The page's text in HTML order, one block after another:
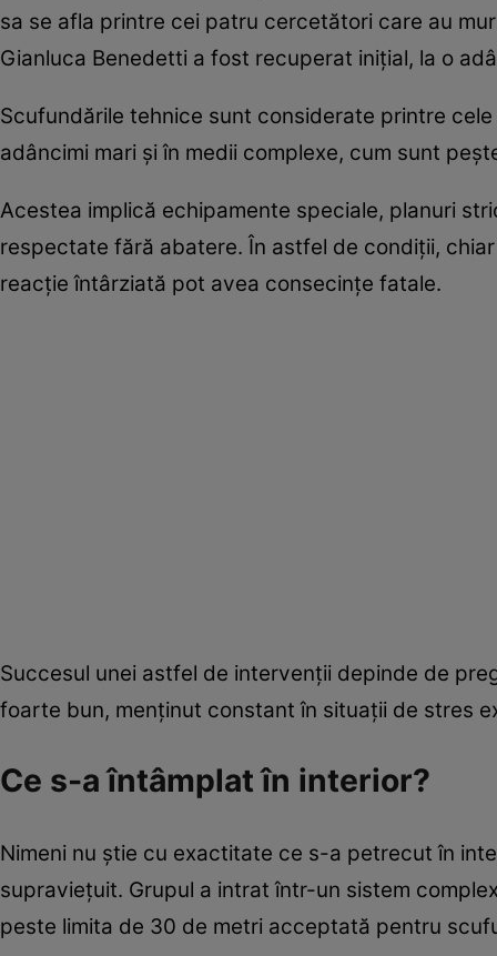
sa se afla printre cei patru cercetători care au
Gianluca Benedetti a fost recuperat iniţial, la o
Scufundările tehnice sunt considerate printre
adâncimi mari și în medii complexe, cum sunt
Acestea implică echipamente speciale, planuri
respectate fără abatere. În astfel de condiții,
reacție întârziată pot avea consecințe fatale.
Succesul unei astfel de intervenții depinde de
foarte bun, menținut constant în situații de stres
Ce s-a întâmplat în interior?
Nimeni nu știe cu exactitate ce s-a petrecut în
supraviețuit. Grupul a intrat într-un sistem
peste limita de 30 de metri acceptată pentru